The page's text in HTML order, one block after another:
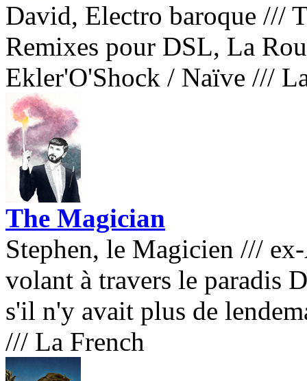
David, Electro baroque ///
Remixes pour DSL, La
Ekler'O'Shock / Naïve ///
The Magician
Stephen, le Magicien ///
volant à travers le paradis
s'il n'y avait plus de
/// La French